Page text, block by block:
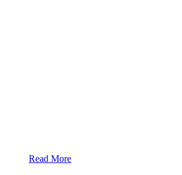
Read More